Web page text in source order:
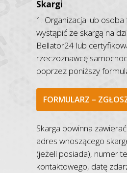
Skargi
1. Organizacja lub
wystąpić ze skargą na
Bellator24 lub
rzeczoznawcę
poprzez poniższy
FORMULARZ –
Skarga powinna
adres wnoszącego
(jeżeli posiada), numer
kontaktowego, datę